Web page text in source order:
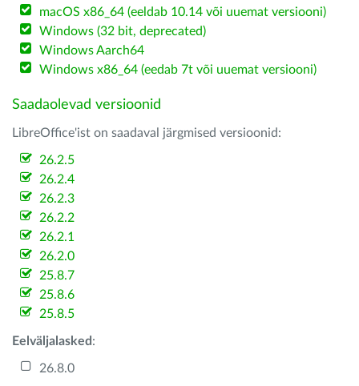
macOS x86_64 (eeldab 10.14 või uuemat versiooni)
Windows (32 bit, deprecated)
Windows Aarch64
Windows x86_64 (eedab 7t või uuemat versiooni)
Saadaolevad versioonid
LibreOffice'ist on saadaval järgmised versioonid:
26.2.5
26.2.4
26.2.3
26.2.2
26.2.1
26.2.0
25.8.7
25.8.6
25.8.5
Eelväljalasked :
26.8.0